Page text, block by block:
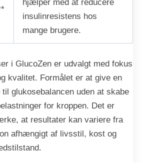
hjælper med at reducere
insulinresistens hos
mange brugere.
i GlucoZen er udvalgt med fokus
kvalitet. Formålet er at give en
glukosebalancen uden at skabe
for kroppen. Det er
at resultater kan variere fra
afhængigt af livsstil, kost og